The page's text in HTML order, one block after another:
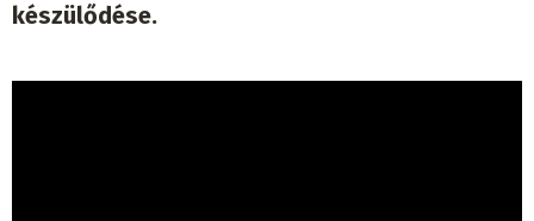
készülődése.